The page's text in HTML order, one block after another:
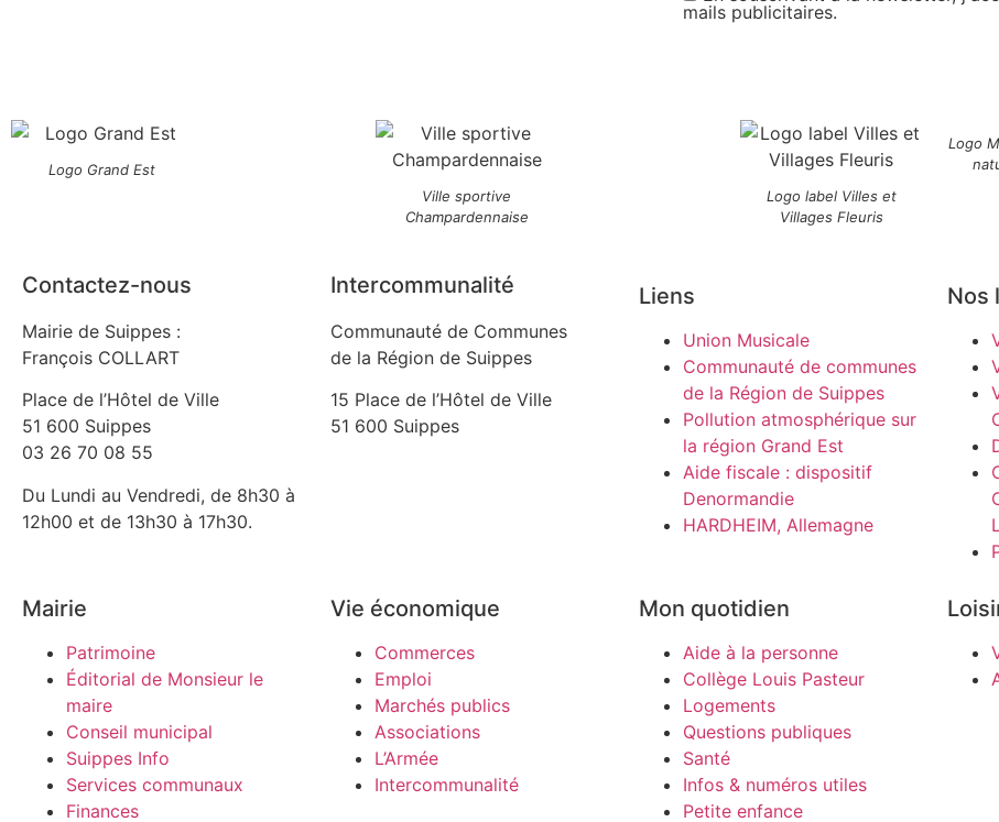
mails publicitaires.
Logo Grand Est
Ville sportive
Champardennaise
Logo label Villes et
Villages Fleuris
Logo
Contactez-nous
Mairie de Suippes :
François COLLART
Place de l’Hôtel de Ville
51 600 Suippes
03 26 70 08 55
Du Lundi au Vendredi, de 8h30 à
12h00 et de 13h30 à 17h30.
Intercommunalité
Communauté de Communes
de la Région de Suippes
15 Place de l’Hôtel de Ville
51 600 Suippes
Liens
Union Musicale
Communauté de communes
de la Région de Suippes
Pollution atmosphérique sur
la région Grand Est
Aide fiscale : dispositif
Denormandie
HARDHEIM, Allemagne
Nos
Mairie
Patrimoine
Éditorial de Monsieur le
maire
Conseil municipal
Suippes Info
Services communaux
Finances
Vie économique
Commerces
Emploi
Marchés publics
Associations
L’Armée
Intercommunalité
Mon quotidien
Aide à la personne
Collège Louis Pasteur
Logements
Questions publiques
Santé
Infos & numéros utiles
Petite enfance